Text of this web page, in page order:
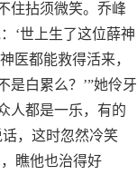
住拈须微笑。乔峰
‘世上生了这位薛神
医都能救得活来，
是白累么？’”她伶牙
人都是一乐，有的
，这时忽然冷笑
瞧他也治得好